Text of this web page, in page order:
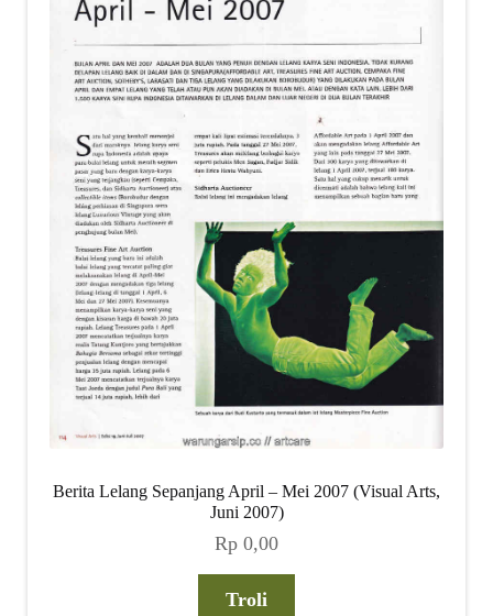
Berita Lelang Sepanjang April – Mei 2007 (Visual Arts,
Juni 2007)
Rp 0,00
Troli